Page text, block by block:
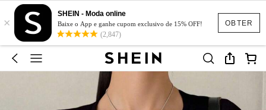
OBTER
×
SHEIN - Moda online
Baixe o App e ganhe cupom exclusivo de 15% OFF!
(2,847)